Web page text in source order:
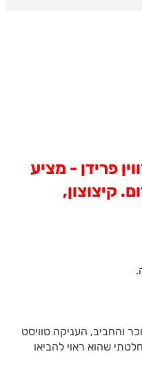
פרידן - מציע
קיצוצון,
והחביב, העניקה טוויסט
שהוא ראוי להביאו